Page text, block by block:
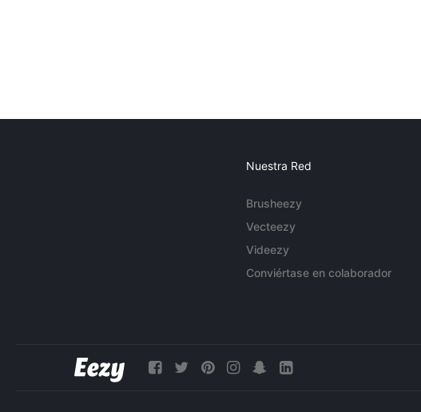
Nuestra Red
Brusheezy
Vecteezy
Videezy
Conviértase en colaborador